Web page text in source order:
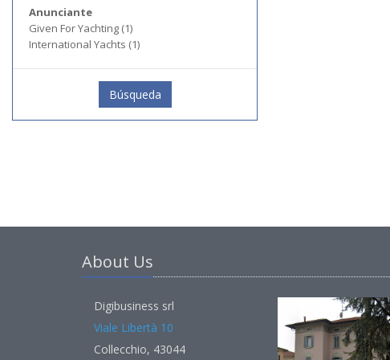
Anunciante
Given For Yachting (1)
International Yachts (1)
Búsqueda
About Us
Digibusiness srl
Viale Libertà 10
Collecchio, 43044